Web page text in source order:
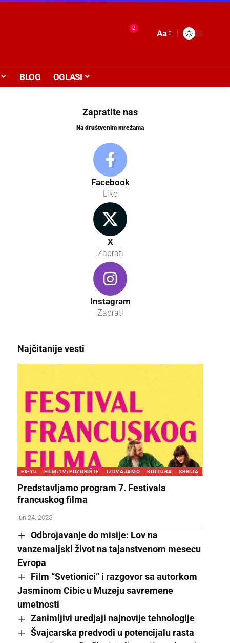
2
Aa
BLOG OGLASI
Zapratite nas
Na društvenim mrežama
Facebook
Like
X
Zaprati
Instagram
Zaprati
Najčitanije vesti
EX-YU FILM/TV/POZORIŠTE IZDVAJAMO KULTURA SRBIJA
Predstavljamo program 7. Festivala
francuskog filma
jun 24, 2025
Odbrojavanje do misije: Lov na
vanzemaljski život na tajanstvenom mesecu
Evropa
Film “Svetionici” i razgovor sa autorkom
Jasminom Cibic u Muzeju savremene
umetnosti
Zanimljivi uredjaji najnovije tehnologije
Švajcarska predvodi u potencijalu rasta